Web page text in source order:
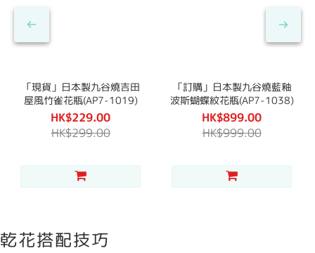
「現貨」日本製九谷燒吉田
屋風竹雀花瓶(AP7-1019)
HK$229.00
HK$299.00
「訂購」日本製九谷燒藍釉
波斯蝴蝶紋花瓶(AP7-1038)
HK$899.00
HK$999.00
乾花搭配技巧